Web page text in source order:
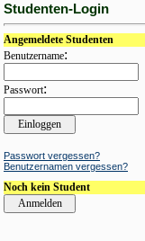
Studenten-Login
Angemeldete Studenten
Benutzername:
Passwort:
Passwort vergessen?
Benutzernamen vergessen?
Noch kein Student